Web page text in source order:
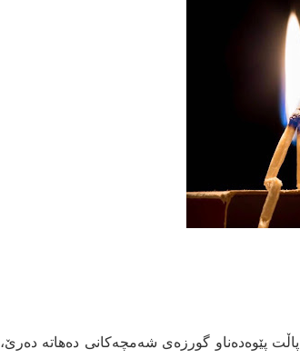
پێوەدەناو گورزەی شەمچەکانی دەهاتە دەرێ،